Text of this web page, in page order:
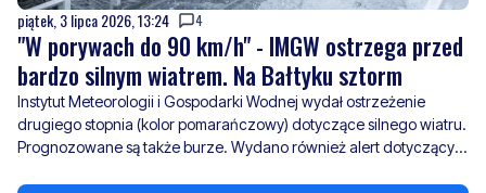
piątek, 3 lipca 2026, 13:24 4
"W porywach do 90 km/h" - IMGW ostrzega przed
bardzo silnym wiatrem. Na Bałtyku sztorm
Instytut Meteorologii i Gospodarki Wodnej wydał ostrzeżenie
drugiego stopnia (kolor pomarańczowy) dotyczące silnego wiatru.
Prognozowane są także burze. Wydano również alert dotyczący